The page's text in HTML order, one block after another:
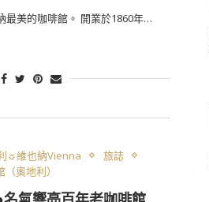
最美的咖啡館。 開業於1860年…
☼維也納Vienna
旅誌
奧地利）